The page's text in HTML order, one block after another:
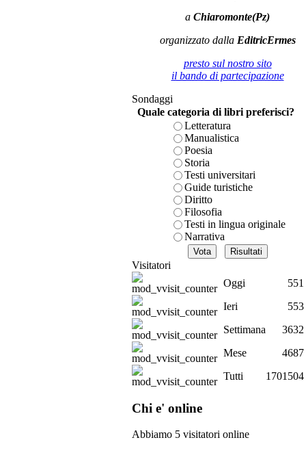
a Chiaromonte(Pz)
organizzato dalla EditricErmes
presto sul nostro sito
il bando di partecipazione
Sondaggi
Quale categoria di libri preferisci?
Letteratura
Manualistica
Poesia
Storia
Testi universitari
Guide turistiche
Diritto
Filosofia
Testi in lingua originale
Narrativa
Visitatori
Oggi
551
Ieri
553
Settimana
3632
Mese
4687
Tutti
1701504
Chi e' online
Abbiamo 5 visitatori online